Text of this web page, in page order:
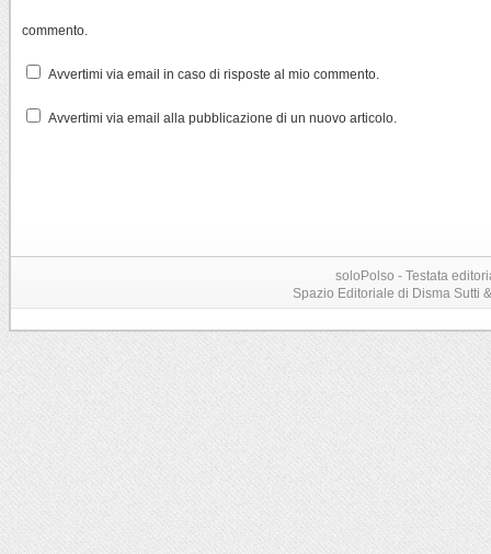
commento.
Avvertimi via email in caso di risposte al mio commento.
Avvertimi via email alla pubblicazione di un nuovo articolo.
soloPolso - Testata
Spazio Editoriale di Disma Sutti